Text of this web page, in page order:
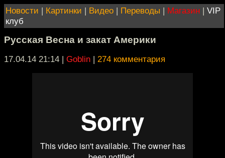
Новости | Картинки | Видео | Переводы | Магазин | VIP
клуб
Русская Весна и закат Америки
17.04.14 21:14 | Goblin | 274 комментария